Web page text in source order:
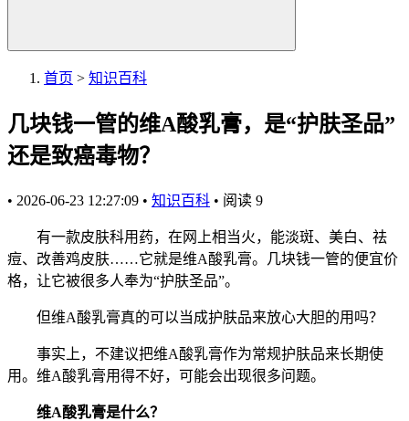
首页 > 知识百科
几块钱一管的维A酸乳膏，是“护肤圣品”
还是致癌毒物？
• 2026-06-23 12:27:09 • 知识百科 • 阅读 9
有一款皮肤科用药，在网上相当火，能淡斑、美白、祛
痘、改善鸡皮肤……它就是维A酸乳膏。几块钱一管的便宜价
格，让它被很多人奉为“护肤圣品”。
但维A酸乳膏真的可以当成护肤品来放心大胆的用吗？
事实上，不建议把维A酸乳膏作为常规护肤品来长期使
用。维A酸乳膏用得不好，可能会出现很多问题。
维A酸乳膏是什么？